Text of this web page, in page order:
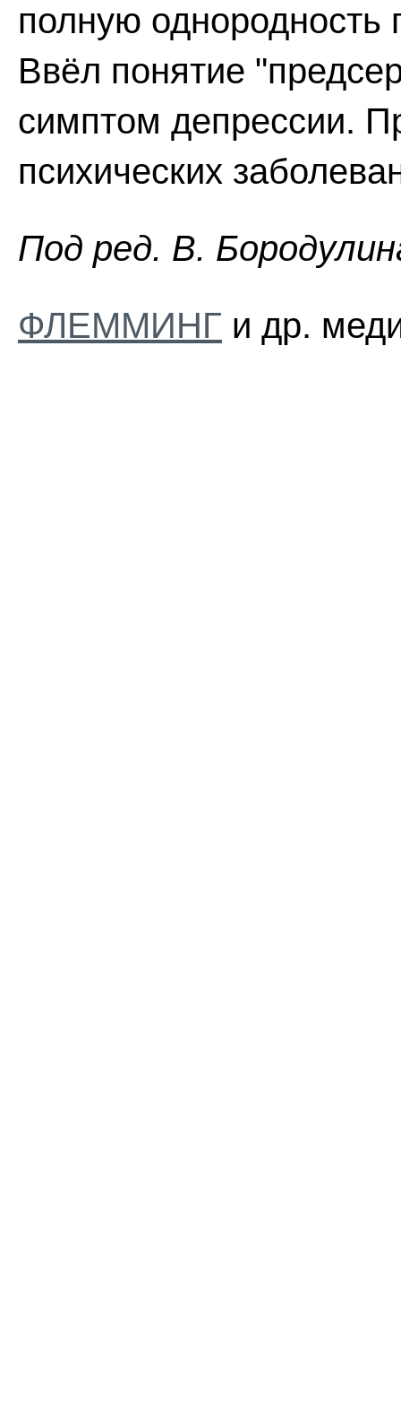
полную однородность
Ввёл понятие
симптом депрессии.
психических
Пoд peд. B.
ФЛЕММИНГ и др.